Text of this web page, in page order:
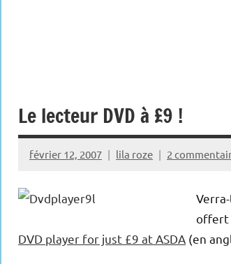
Le lecteur DVD à £9 !
février 12, 2007 lila roze 2
offert
DVD player for just £9 at ASDA (en